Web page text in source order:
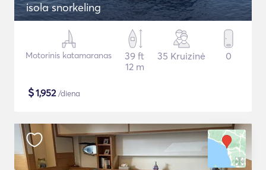
isola snorkeling
Motorinis katamaranas
39 ft
12 m
35 Kruizinė 0
$1,952/diena